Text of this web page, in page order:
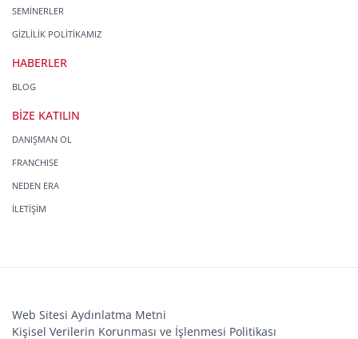
SEMİNERLER
GİZLİLİK POLİTİKAMIZ
HABERLER
BLOG
BİZE KATILIN
DANIŞMAN OL
FRANCHISE
NEDEN ERA
İLETİŞİM
Web Sitesi Aydınlatma Metni
Kişisel Verilerin Korunması ve İşlenmesi Politikası